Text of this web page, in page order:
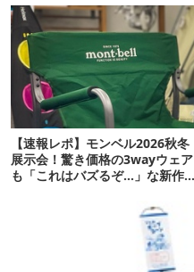
【速報レポ】モンベル2026秋冬
展示会！驚き価格の3wayウェア
も「これはバズるぞ…」な新作